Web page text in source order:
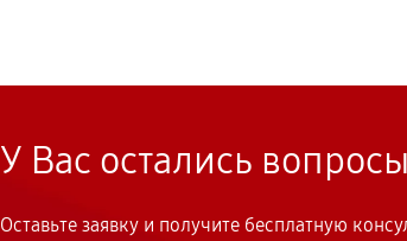
У Вас остались
Оставьте заявку и получите бесплатную